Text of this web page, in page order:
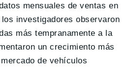
mensuales de ventas en
investigadores observaron
más tempranamente a la
un crecimiento más
de vehículos